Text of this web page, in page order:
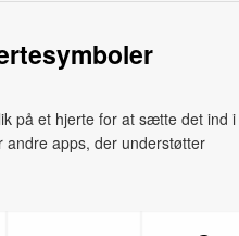
på et hjerte for at sætte det ind i
andre apps, der understøtter